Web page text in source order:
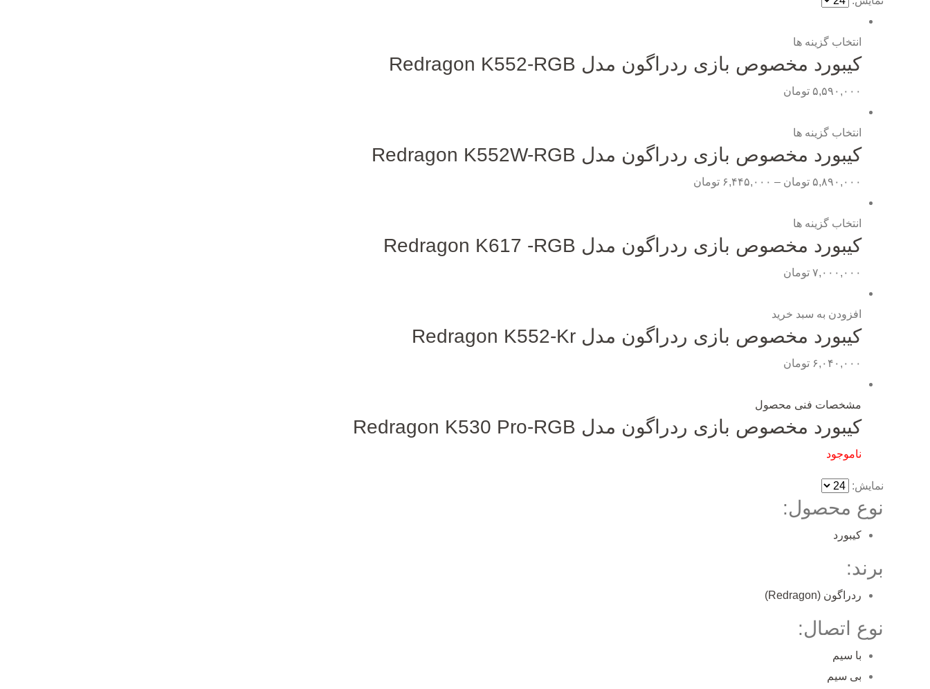
انتخاب گزینه ها
کیبورد مخصوص بازی ردراگون مدل Redragon K552-RGB
۵,۵۹۰,۰۰۰ تومان
انتخاب گزینه ها
کیبورد مخصوص بازی ردراگون مدل Redragon K552W-RGB
۵,۸۹۰,۰۰۰ تومان – ۶,۴۴۵,۰۰۰ تومان
through
انتخاب گزینه ها
کیبورد مخصوص بازی ردراگون مدل Redragon K617 -RGB
۷,۰۰۰,۰۰۰ تومان
افزودن به سبد خرید
کیبورد مخصوص بازی ردراگون مدل Redragon K552-Kr
۶,۰۴۰,۰۰۰ تومان
مشخصات فنی محصول
کیبورد مخصوص بازی ردراگون مدل Redragon K530 Pro-RGB
ناموجود
نمایش:
نوع محصول:
کیبورد
برند:
ردراگون (Redragon)
نوع اتصال:
با سیم
بی سیم